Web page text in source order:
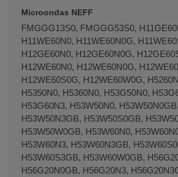
Microondas NEFF
FMGGG13S0, FMGGG53S0,
H11WE60N0, H11WE60N0G,
H12GE60N0, H12GE60N0G,
H12WE60N0, H12WE60N0G,
H12WE60S0G, H12WE60W0G,
H5350N0, H5360N0, H53G50N0,
H53G60N3, H53W50N0,
H53W50N3GB, H53W50S0GB,
H53W50W0GB, H53W60N0,
H53W60N3, H53W60N3GB,
H53W60S3GB, H53W60W0GB,
H56G20N0GB, H56G20N3,